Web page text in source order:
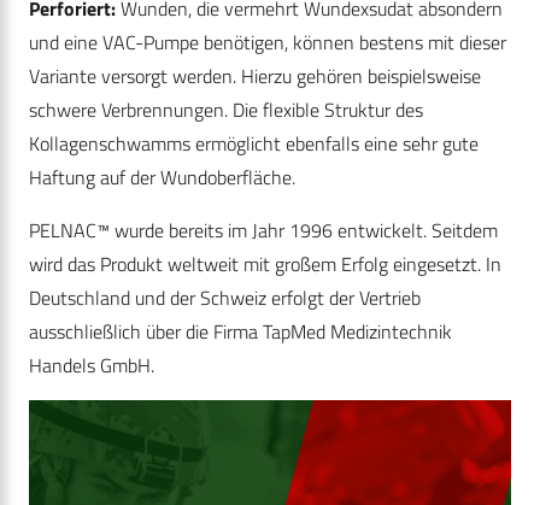
Perforiert:Wunden, die vermehrt Wundexsudat absondern
und eine VAC-Pumpe benötigen, können bestens mit dieser
Variante versorgt werden. Hierzu gehören beispielsweise
schwere Verbrennungen. Die flexible Struktur des
Kollagenschwamms ermöglicht ebenfalls eine sehr gute
Haftung auf der Wundoberfläche.
PELNAC™ wurde bereits im Jahr 1996 entwickelt. Seitdem
wird das Produkt weltweit mit großem Erfolg eingesetzt. In
Deutschland und der Schweiz erfolgt der Vertrieb
ausschließlich über die Firma TapMed Medizintechnik
Handels GmbH.